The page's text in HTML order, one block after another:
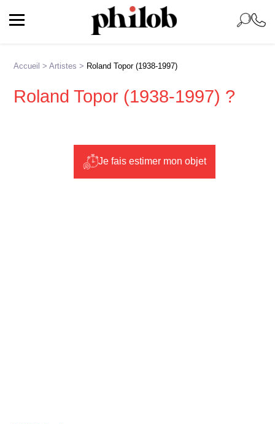
Accueil >Artistes > Roland Topor (1938-1997)
Roland Topor (1938-1997) ?
Je fais estimer mon objet